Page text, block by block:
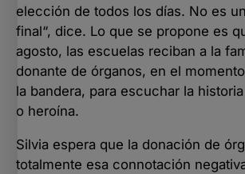
elección de todos los días. No es
final“, dice. Lo que se propone es
agosto, las escuelas reciban a la
donante de órganos, en el
la bandera, para escuchar la
o heroína.
Silvia espera que la donación de
totalmente esa connotación